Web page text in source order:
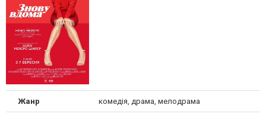
Жанр комедія, драма, мелодрама